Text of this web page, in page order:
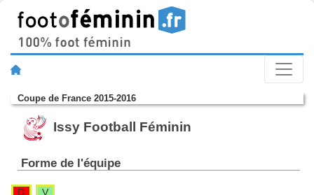
Coupe de France 2015-2016
Issy Football Féminin
Forme de l'équipe
D V